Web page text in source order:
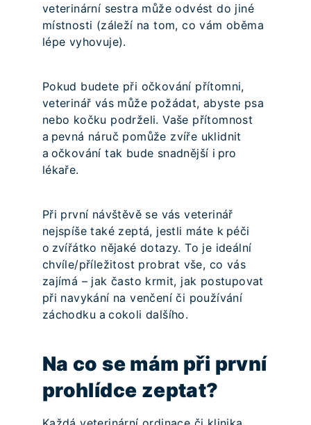
veterinární sestra může odvést do jiné
místnosti (záleží na tom, co vám oběma
lépe vyhovuje).
Pokud budete při očkování přítomni,
veterinář vás může požádat, abyste psa
nebo kočku podrželi. Vaše přítomnost
a pevná náruč pomůže zvíře uklidnit
a očkování tak bude snadnější i pro
lékaře.
Při první návštěvě se vás veterinář
nejspíše také zeptá, jestli máte k péči
o zvířátko nějaké dotazy. To je ideální
chvíle/příležitost probrat vše, co vás
zajímá – jak často krmit, jak postupovat
při navykání na venčení či používání
záchodku a cokoli dalšího.
Na co se mám při první
prohlídce zeptat?